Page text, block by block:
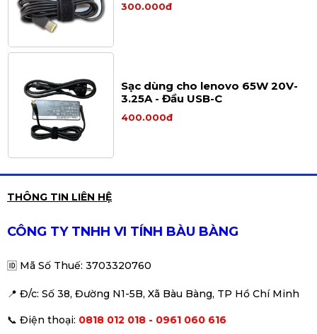
300.000đ
Sạc dùng cho lenovo 65W 20V-
3.25A - Đầu USB-C
400.000đ
280.000đ
Đầu nhỏ
THÔNG TIN LIÊN HỆ
CÔNG TY TNHH VI TÍNH BÀU BÀNG
🆔 Mã Số Thuế: 3703320760
📍 Đ/c: Số 38, Đường N1-5B, Xã Bàu Bàng, TP Hồ Chí Minh
📞 Điện thoại: 0818 012 018 - 0961 060 616